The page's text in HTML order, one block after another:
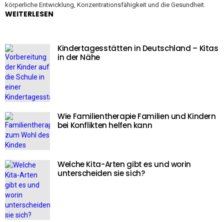
körperliche Entwicklung, Konzentrationsfähigkeit und die Gesundheit.
WEITERLESEN
Kindertagesstätten in Deutschland – Kitas
in der Nähe
Wie Familientherapie Familien und Kindern
bei Konflikten helfen kann
Welche Kita-Arten gibt es und worin
unterscheiden sie sich?